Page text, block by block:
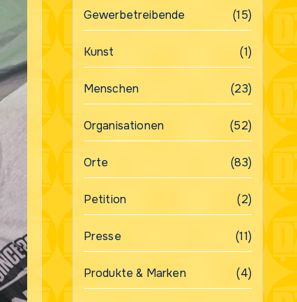
Gewerbetreibende (15)
Kunst (1)
Menschen (23)
Organisationen (52)
Orte (83)
Petition (2)
Presse (11)
Produkte & Marken (4)